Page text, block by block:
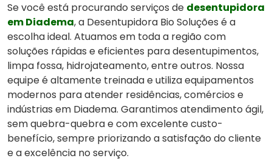
Se você está procurando serviços de desentupidora
em Diadema, a Desentupidora Bio Soluções é a
escolha ideal. Atuamos em toda a região com
soluções rápidas e eficientes para desentupimentos,
limpa fossa, hidrojateamento, entre outros. Nossa
equipe é altamente treinada e utiliza equipamentos
modernos para atender residências, comércios e
indústrias em Diadema. Garantimos atendimento ágil,
sem quebra-quebra e com excelente custo-
benefício, sempre priorizando a satisfação do cliente
e a excelência no serviço.